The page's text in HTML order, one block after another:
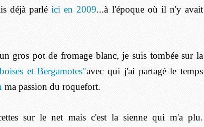
déjà parléici en 2009...à l'époque où il n'y avait
gros pot de fromage blanc, je suis tombée sur la
et Bergamotes"avec qui j'ai partagé le temps
ma passion du roquefort.
sur le net mais c'est la sienne qui m'a plu.